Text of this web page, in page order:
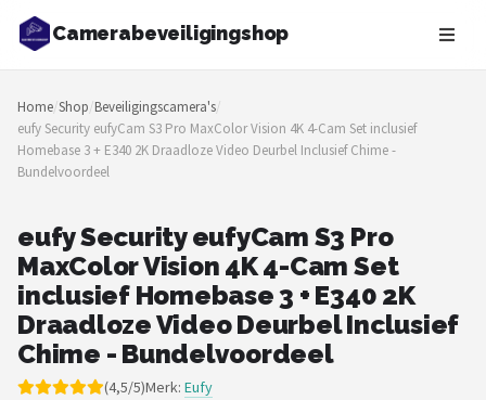
Camerabeveiligingshop
Zoeken
NAVIGATIE
Shop
Blog
Beveiligingscamera's
Camera Deurbellen
Home/Shop/Beveiligingscamera's/
eufy Security eufyCam S3 Pro MaxColor Vision 4K 4-Cam Set inclusief
Homebase 3 + E340 2K Draadloze Video Deurbel Inclusief Chime -
Bundelvoordeel
eufy Security eufyCam S3 Pro
MaxColor Vision 4K 4-Cam Set
inclusief Homebase 3 + E340 2K
Draadloze Video Deurbel Inclusief
Chime - Bundelvoordeel
(4,5/5)Merk: Eufy